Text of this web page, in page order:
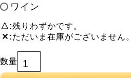
ワイン
△ 残りわずかです。
✕ ただいま在庫がございません。